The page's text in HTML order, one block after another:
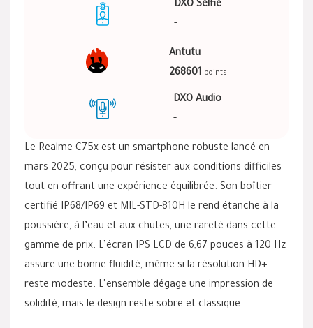
DXO Selfie
-
Antutu
268601 points
DXO Audio
-
Le Realme C75x est un smartphone robuste lancé en
mars 2025, conçu pour résister aux conditions difficiles
tout en offrant une expérience équilibrée. Son boîtier
certifié IP68/IP69 et MIL-STD-810H le rend étanche à la
poussière, à l’eau et aux chutes, une rareté dans cette
gamme de prix. L’écran IPS LCD de 6,67 pouces à 120 Hz
assure une bonne fluidité, même si la résolution HD+
reste modeste. L’ensemble dégage une impression de
solidité, mais le design reste sobre et classique.